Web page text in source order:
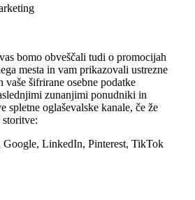
bomo obveščali tudi o promocijah
mesta in vam prikazovali ustrezne
vaše šifrirane osebne podatke
zunanjimi ponudniki in
spletne oglaševalske kanale, če že
LinkedIn, Pinterest, TikTok